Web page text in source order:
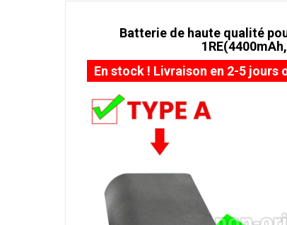
Batterie de haute qualité
En stock ! Livraison en 2-5 jours